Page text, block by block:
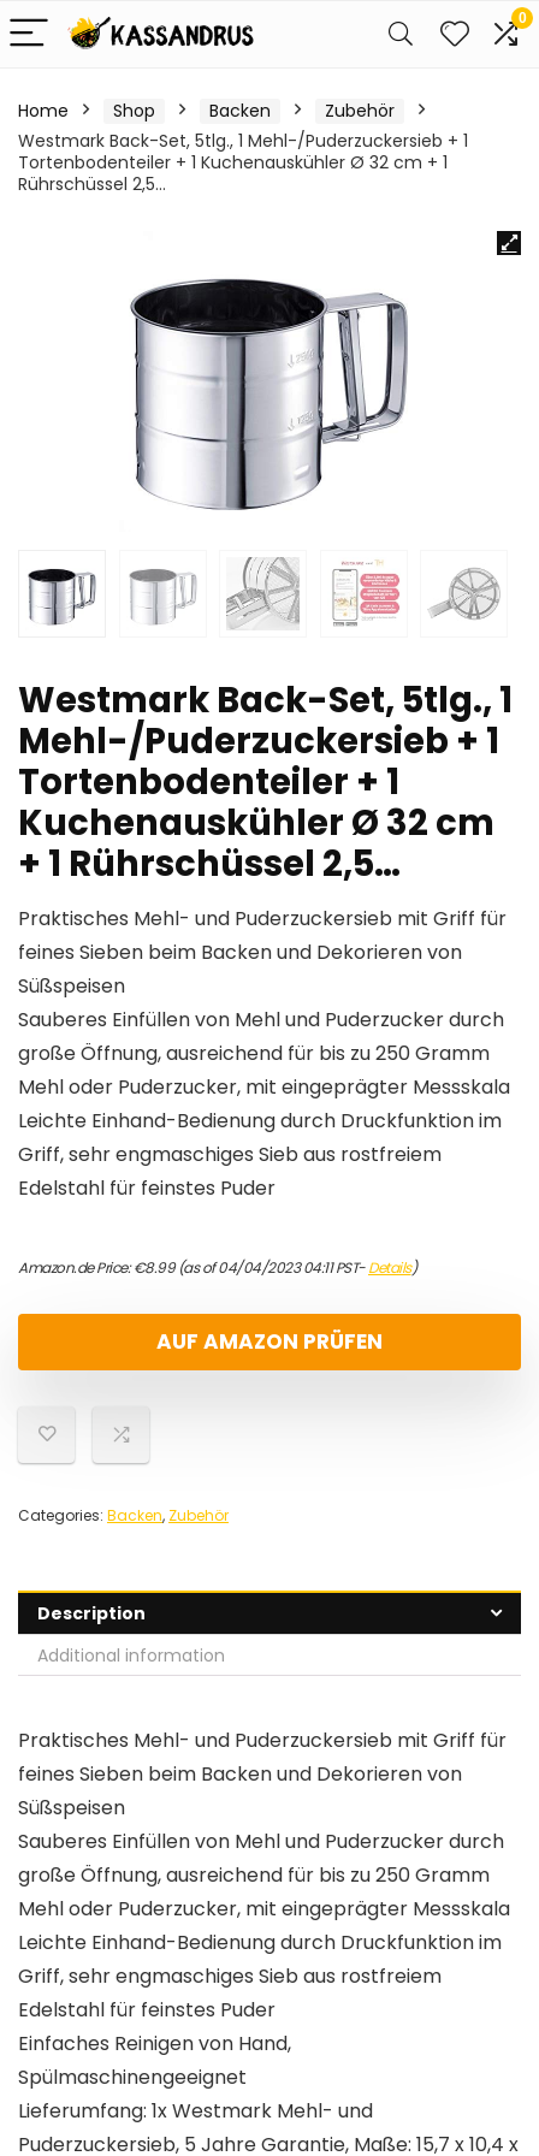
0
Home Shop Backen
Zubehör
Westmark Back-Set, 5tlg., 1 Mehl-/Puderzuckersieb + 1
Tortenbodenteiler + 1 Kuchenauskühler Ø 32 cm + 1
Rührschüssel 2,5…
Westmark Back-Set, 5tlg., 1
Mehl-/Puderzuckersieb + 1
Tortenbodenteiler + 1
Kuchenauskühler Ø 32 cm
+ 1 Rührschüssel 2,5…
Praktisches Mehl- und Puderzuckersieb mit Griff für
feines Sieben beim Backen und Dekorieren von
Süßspeisen
Sauberes Einfüllen von Mehl und Puderzucker durch
große Öffnung, ausreichend für bis zu 250 Gramm
Mehl oder Puderzucker, mit eingeprägter Messskala
Leichte Einhand-Bedienung durch Druckfunktion im
Griff, sehr engmaschiges Sieb aus rostfreiem
Edelstahl für feinstes Puder
Amazon.de Price:€8.99(as of 04/04/2023 04:11 PST-Details)
AUF AMAZON PRÜFEN
Categories: Backen, Zubehör
Description
Additional information
Praktisches Mehl- und Puderzuckersieb mit Griff für
feines Sieben beim Backen und Dekorieren von
Süßspeisen
Sauberes Einfüllen von Mehl und Puderzucker durch
große Öffnung, ausreichend für bis zu 250 Gramm
Mehl oder Puderzucker, mit eingeprägter Messskala
Leichte Einhand-Bedienung durch Druckfunktion im
Griff, sehr engmaschiges Sieb aus rostfreiem
Edelstahl für feinstes Puder
Einfaches Reinigen von Hand,
Spülmaschinengeeignet
Lieferumfang: 1x Westmark Mehl- und
Puderzuckersieb, 5 Jahre Garantie, Maße: 15,7 x 10,4 x